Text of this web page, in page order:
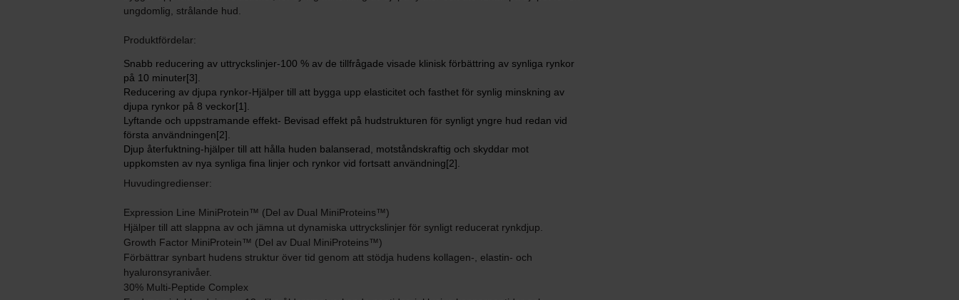
ungdomlig, strålande hud.
Produktfördelar:
Snabb reducering av uttryckslinjer-100 % av de tillfrågade visade klinisk förbättring av synliga rynkor
på 10 minuter[3].
Reducering av djupa rynkor-Hjälper till att bygga upp elasticitet och fasthet för synlig minskning av
djupa rynkor på 8 veckor[1].
Lyftande och uppstramande effekt- Bevisad effekt på hudstrukturen för synligt yngre hud redan vid
första användningen[2].
Djup återfuktning-hjälper till att hålla huden balanserad, motståndskraftig och skyddar mot
uppkomsten av nya synliga fina linjer och rynkor vid fortsatt användning[2].
Huvudingredienser:
Expression Line MiniProtein™ (Del av Dual MiniProteins™)
Hjälper till att slappna av och jämna ut dynamiska uttryckslinjer för synligt reducerat rynkdjup.
Growth Factor MiniProtein™ (Del av Dual MiniProteins™)
Förbättrar synbart hudens struktur över tid genom att stödja hudens kollagen-, elastin- och
hyaluronsyranivåer.
30% Multi-Peptide Complex